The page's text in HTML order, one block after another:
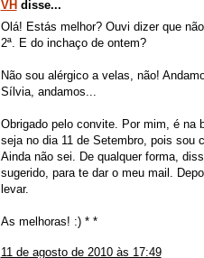
VH disse...
Olá! Estás melhor? Ouvi dizer que
2ª. E do inchaço de ontem?
Não sou alérgico a velas, não!
Sílvia, andamos...
Obrigado pelo convite. Por mim, é na
seja no dia 11 de Setembro, pois sou
Ainda não sei. De qualquer forma,
sugerido, para te dar o meu mail.
levar.
As melhoras! :) * *
11 de agosto de 2010 às 17:49